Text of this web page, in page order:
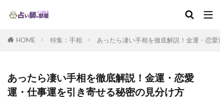
HOME 特集：手相 あったら凄い手相を徹底解説！金運・恋
あったら凄い手相を徹底解説！金運・恋愛
運・仕事運を引き寄せる秘密の見分け方